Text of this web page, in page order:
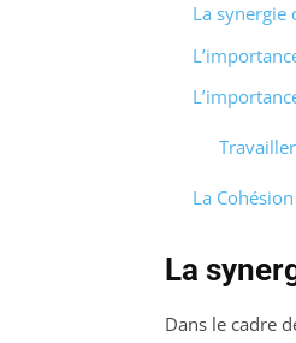
La synergie
La
La
Dans le cadre